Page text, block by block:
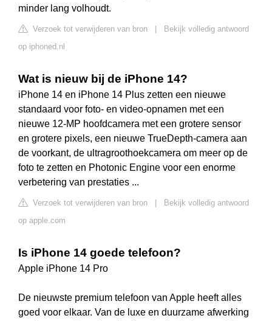
minder lang volhoudt.
Verzoek tot verwijderen van bron
Bekijk volledig antwoord
op iphoned.nl
Wat is nieuw bij de iPhone 14?
iPhone 14 en iPhone 14 Plus zetten een nieuwe
standaard voor foto- en video-opnamen met een
nieuwe 12-MP hoofdcamera met een grotere sensor
en grotere pixels, een nieuwe TrueDepth-camera aan
de voorkant, de ultragroothoekcamera om meer op de
foto te zetten en Photonic Engine voor een enorme
verbetering van prestaties ...
Verzoek tot verwijderen van bron
Bekijk volledig antwoord
op apple.com
Is iPhone 14 goede telefoon?
Apple iPhone 14 Pro
De nieuwste premium telefoon van Apple heeft alles
goed voor elkaar. Van de luxe en duurzame afwerking